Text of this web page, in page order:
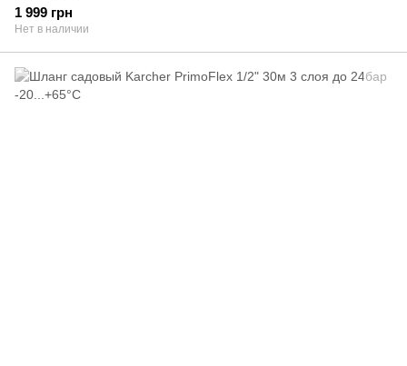
1 999 грн
Нет в наличии